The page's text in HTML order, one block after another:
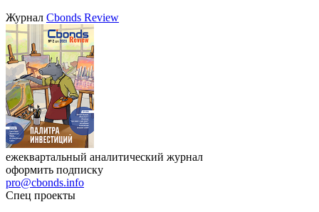
Журнал Cbonds Review
ежеквартальный аналитический журнал
оформить подписку
pro@cbonds.info
Спец проекты